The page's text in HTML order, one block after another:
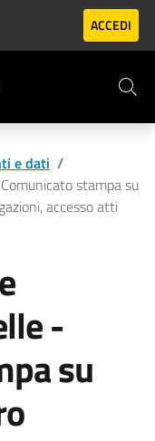
ACCEDI
e dati /
stampa su
accesso atti
-
su